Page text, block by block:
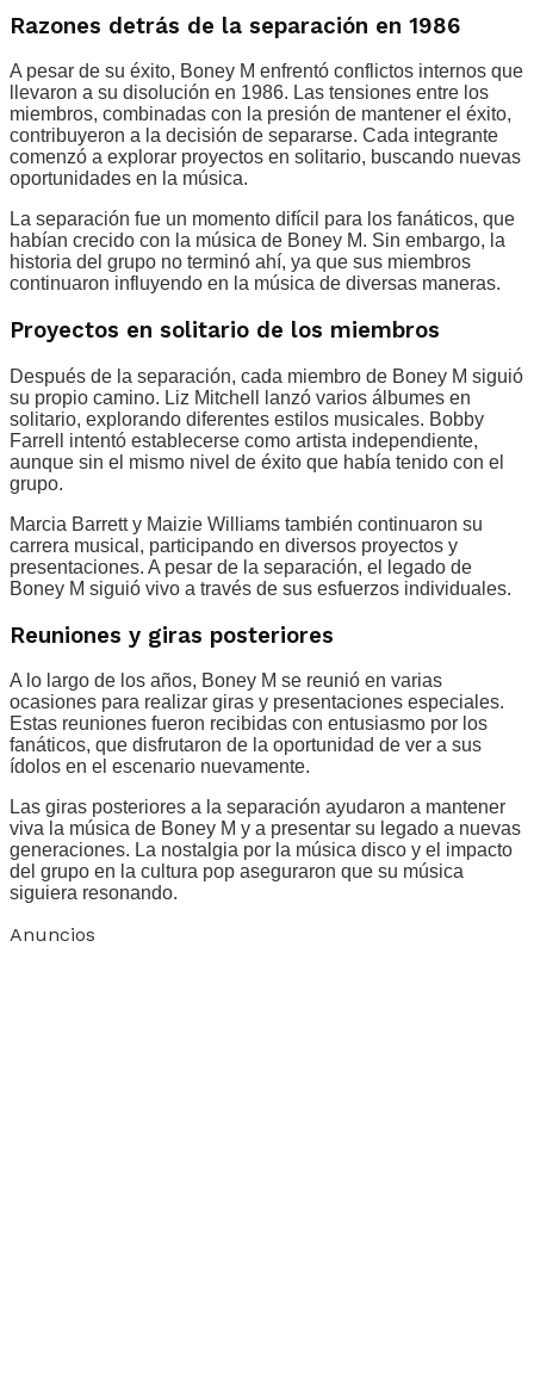
Razones detrás de la separación en 1986
A pesar de su éxito, Boney M enfrentó conflictos internos que
llevaron a su disolución en 1986. Las tensiones entre los
miembros, combinadas con la presión de mantener el éxito,
contribuyeron a la decisión de separarse. Cada integrante
comenzó a explorar proyectos en solitario, buscando nuevas
oportunidades en la música.
La separación fue un momento difícil para los fanáticos, que
habían crecido con la música de Boney M. Sin embargo, la
historia del grupo no terminó ahí, ya que sus miembros
continuaron influyendo en la música de diversas maneras.
Proyectos en solitario de los miembros
Después de la separación, cada miembro de Boney M siguió
su propio camino. Liz Mitchell lanzó varios álbumes en
solitario, explorando diferentes estilos musicales. Bobby
Farrell intentó establecerse como artista independiente,
aunque sin el mismo nivel de éxito que había tenido con el
grupo.
Marcia Barrett y Maizie Williams también continuaron su
carrera musical, participando en diversos proyectos y
presentaciones. A pesar de la separación, el legado de
Boney M siguió vivo a través de sus esfuerzos individuales.
Reuniones y giras posteriores
A lo largo de los años, Boney M se reunió en varias
ocasiones para realizar giras y presentaciones especiales.
Estas reuniones fueron recibidas con entusiasmo por los
fanáticos, que disfrutaron de la oportunidad de ver a sus
ídolos en el escenario nuevamente.
Las giras posteriores a la separación ayudaron a mantener
viva la música de Boney M y a presentar su legado a nuevas
generaciones. La nostalgia por la música disco y el impacto
del grupo en la cultura pop aseguraron que su música
siguiera resonando.
Anuncios